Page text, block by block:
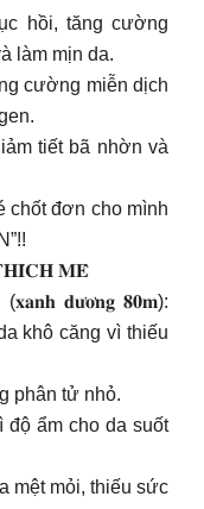
hồi, tăng cường
làm mịn da.
cường miễn dịch
tiết bã nhờn và
chốt đơn cho mình
𝐌𝐄̂
(𝐱𝐚𝐧𝐡 𝐝𝐮̛𝐨̛𝐧𝐠 𝟖𝟎𝐦):
khô căng vì thiếu
phân tử nhỏ.
độ ẩm cho da suốt
mệt mỏi, thiếu sức